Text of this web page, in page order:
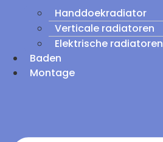
Handdoekradiator
Verticale radiatoren
Elektrische radiatoren
Baden
Montage